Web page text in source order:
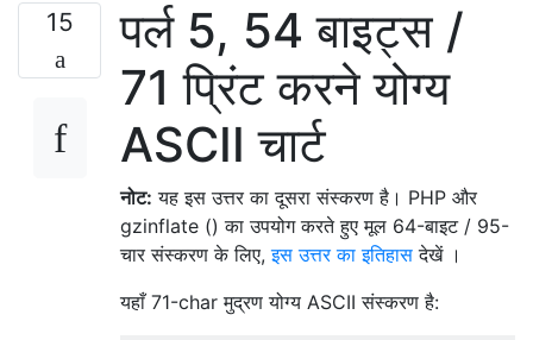
15
पर्ल 5, 54 बाइट्स /
71 प्रिंट करने योग्य
ASCII चार्ट
नोट: यह इस उत्तर का दूसरा संस्करण है। PHP और
gzinflate () का उपयोग करते हुए मूल 64-बाइट / 95-
चार संस्करण के लिए,इस उत्तर का इतिहास देखें ।
यहाँ 71-char मुद्रण योग्य ASCII संस्करण है: